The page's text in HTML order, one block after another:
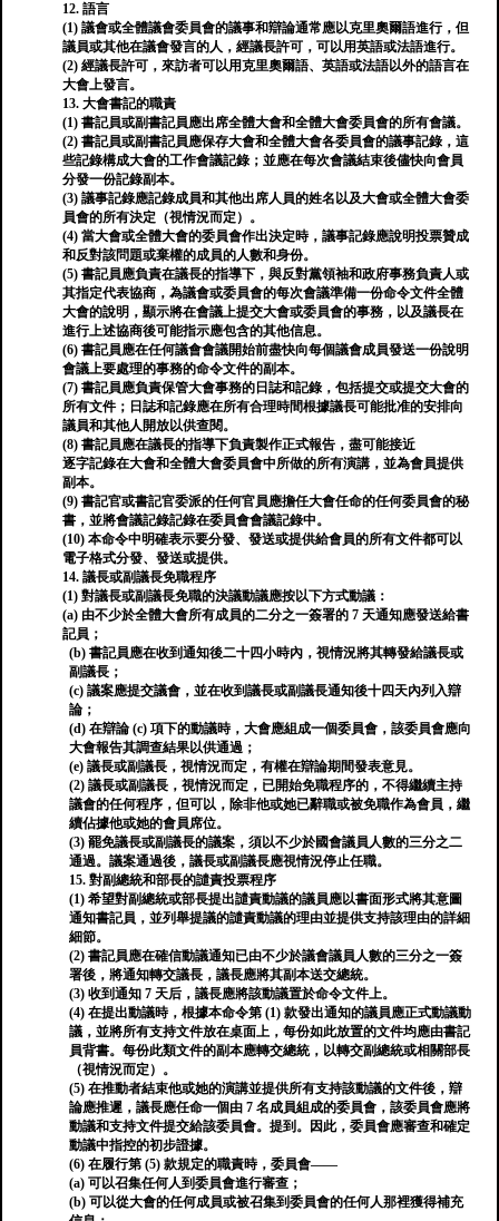
12. 語言
(1) 議會或全體議會委員會的議事和辯論通常應以克里奧爾語進行，但
議員或其他在議會發言的人，經議長許可，可以用英語或法語進行。
(2) 經議長許可，來訪者可以用克里奧爾語、英語或法語以外的語言在
大會上發言。
13. 大會書記的職責
(1) 書記員或副書記員應出席全體大會和全體大會委員會的所有會議。
(2) 書記員或副書記員應保存大會和全體大會各委員會的議事記錄，這
些記錄構成大會的工作會議記錄；並應在每次會議結束後儘快向會員
分發一份記錄副本。
(3) 議事記錄應記錄成員和其他出席人員的姓名以及大會或全體大會委
員會的所有決定（視情況而定）。
(4) 當大會或全體大會的委員會作出決定時，議事記錄應說明投票贊成
和反對該問題或棄權的成員的人數和身份。
(5) 書記員應負責在議長的指導下，與反對黨領袖和政府事務負責人或
其指定代表協商，為議會或委員會的每次會議準備一份命令文件全體
大會的說明，顯示將在會議上提交大會或委員會的事務，以及議長在
進行上述協商後可能指示應包含的其他信息。
(6) 書記員應在任何議會會議開始前盡快向每個議會成員發送一份說明
會議上要處理的事務的命令文件的副本。
(7) 書記員應負責保管大會事務的日誌和記錄，包括提交或提交大會的
所有文件；日誌和記錄應在所有合理時間根據議長可能批准的安排向
議員和其他人開放以供查閱。
(8) 書記員應在議長的指導下負責製作正式報告，盡可能接近
逐字記錄在大會和全體大會委員會中所做的所有演講，並為會員提供
副本。
(9) 書記官或書記官委派的任何官員應擔任大會任命的任何委員會的秘
書，並將會議記錄記錄在委員會會議記錄中。
(10) 本命令中明確表示要分發、發送或提供給會員的所有文件都可以
電子格式分發、發送或提供。
14. 議長或副議長免職程序
(1) 對議長或副議長免職的決議動議應按以下方式動議：
(a) 由不少於全體大會所有成員的二分之一簽署的 7 天通知應發送給書
記員；
(b) 書記員應在收到通知後二十四小時內，視情況將其轉發給議長或
副議長；
(c) 議案應提交議會，並在收到議長或副議長通知後十四天內列入辯
論；
(d) 在辯論 (c) 項下的動議時，大會應組成一個委員會，該委員會應向
大會報告其調查​​結果以供通過；
(e) 議長或副議長，視情況而定，有權在辯論期間發表意見。
(2) 議長或副議長，視情況而定，已開始免職程序的，不得繼續主持
議會的任何程序，但可以，除非他或她已辭職或被免職作為會員，繼
續佔據他或她的會員席位。
(3) 罷免議長或副議長的議案，須以不少於國會議員人數的三分之二
通過。議案通過後，議長或副議長應視情況停止任職。
15. 對副總統和部長的譴責投票程序
(1) 希望對副總統或部長提出譴責動議的議員應以書面形式將其意圖
通知書記員，並列舉提議的譴責動議的理由並提供支持該理由的詳細
細節。
(2) 書記員應在確信動議通知已由不少於議會議員人數的三分之一簽
署後，將通知轉交議長，議長應將其副本送交總統。
(3) 收到通知 7 天后，議長應將該動議置於命令文件上。
(4) 在提出動議時，根據本命令第 (1) 款發出通知的議員應正式動議動
議，並將所有支持文件放在桌面上，每份如此放置的文件均應由書記
員背書。每份此類文件的副本應轉交總統，以轉交副總統或相關部長
（視情況而定）。
(5) 在推動者結束他或她的演講並提供所有支持該動議的文件後，辯
論應推遲，議長應任命一個由 7 名成員組成的委員會，該委員會應將
動議和支持文件提交給該委員會。提到。因此，委員會應審查和確定
動議中指控的初步證據。
(6) 在履行第 (5) 款規定的職責時，委員會——
(a) 可以召集任何人到委員會進行審查；
(b) 可以從大會的任何成員或被召集到委員會的任何人那裡獲得補充